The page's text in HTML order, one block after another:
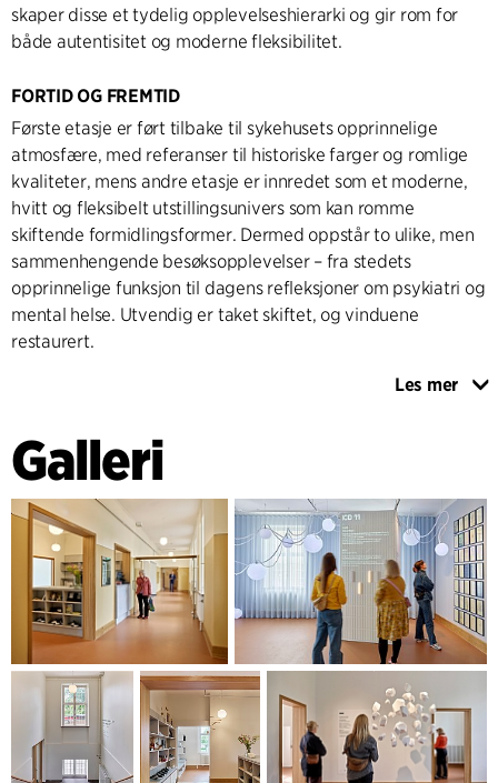
skaper disse et tydelig opplevelseshierarki og gir rom for
både autentisitet og moderne fleksibilitet.
FORTID OG FREMTID
Første etasje er ført tilbake til sykehusets opprinnelige
atmosfære, med referanser til historiske farger og romlige
kvaliteter, mens andre etasje er innredet som et moderne,
hvitt og fleksibelt utstillingsunivers som kan romme
skiftende formidlingsformer. Dermed oppstår to ulike, men
sammenhengende besøksopplevelser – fra stedets
opprinnelige funksjon til dagens refleksjoner om psykiatri og
mental helse. Utvendig er taket skiftet, og vinduene
restaurert.
Materialvalget understøtter det enkle og robuste uttrykket:
tregulvene, samt nye portaler (åpninger i vegger), trapper
og inventar i oljet eik som tilfører varme og taktilitet.
Utearealene er supplert med en ny skulpturhage som
utvider museumsopplevelsen til bakgården, inviterer
besøkende til opphold og forlenger museumsopplevelsen.
Slik er det skapt et museum som aktiverer den historiske
bygningen og samtidig peker fremover mot fremtidige
utvidelser, inkludert MINDwalk i de underjordiske tunnelene.
Museet styrker både kulturarven og bylivet i Middelfart, og
gir publikum en helhetlig arkitektonisk og menneskelig
opplevelse.
Les mer
Galleri